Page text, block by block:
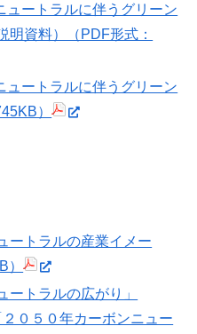
ートラルに伴うグリーン
明資料）（PDF形式：
ートラルに伴うグリーン
）
ートラルの産業イメー
）
トラルの広がり」
０５０年カーボンニュー